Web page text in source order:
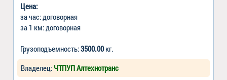
Цена:
за час: договорная
за 1 км: договорная
Грузоподъемность:3500.00кг.
Владелец: ЧТПУП Алтехнотранс